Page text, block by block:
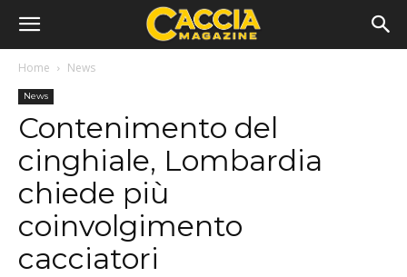
Home News
News
Contenimento del
cinghiale, Lombardia
chiede più
coinvolgimento
cacciatori